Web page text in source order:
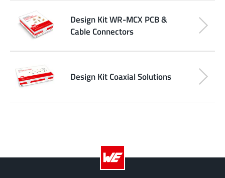
Design Kit WR-MCX PCB &
Cable Connectors
Design Kit Coaxial Solutions